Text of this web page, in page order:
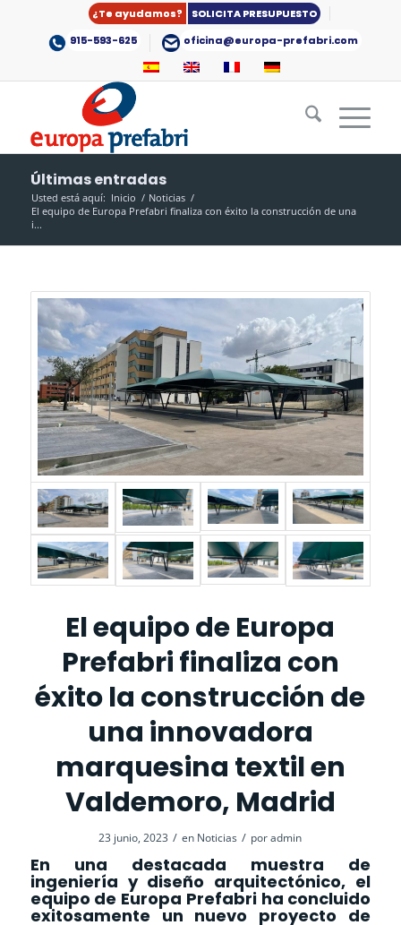
¿Te ayudamos?
SOLICITA PRESUPUESTO
915-593-625
oficina@europa-prefabri.com
Últimas entradas
Usted está aquí: Inicio / Noticias /
El equipo de Europa Prefabri finaliza con éxito la construcción de una
i...
El equipo de Europa
Prefabri finaliza con
éxito la construcción de
una innovadora
marquesina textil en
Valdemoro, Madrid
23 junio, 2023 / en Noticias / poradmin
En una destacada muestra de
ingeniería y diseño arquitectónico, el
equipo de Europa Prefabriha concluido
exitosamente un nuevo proyecto de